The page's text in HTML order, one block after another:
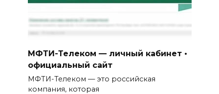
МФТИ-Телеком — личный кабинет •
официальный сайт
МФТИ-Телеком — это российская
компания, которая